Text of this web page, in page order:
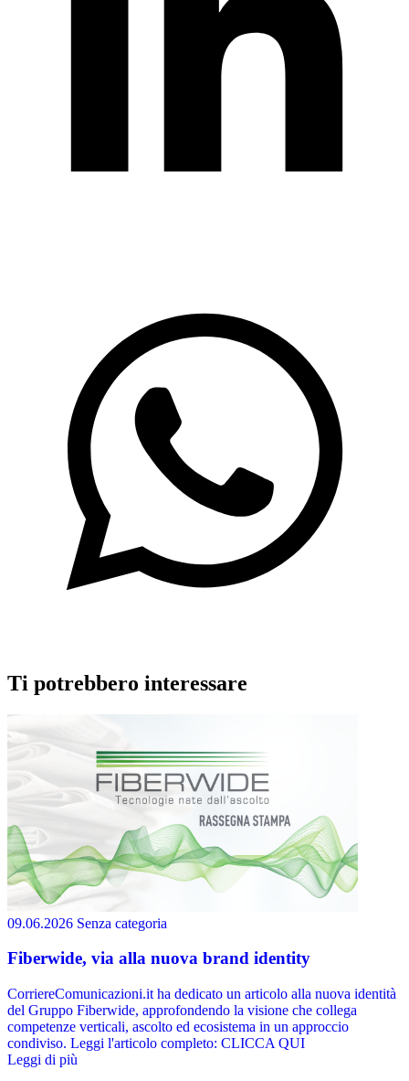
Ti potrebbero interessare
09.06.2026 Senza categoria
Fiberwide, via alla nuova brand identity
CorriereComunicazioni.it ha dedicato un articolo alla nuova identità
del Gruppo Fiberwide, approfondendo la visione che collega
competenze verticali, ascolto ed ecosistema in un approccio
condiviso. Leggi l'articolo completo: CLICCA QUI
Leggi di più